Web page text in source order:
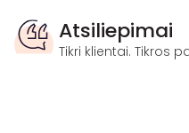
Atsiliepimai
Tikri klientai. Tikros